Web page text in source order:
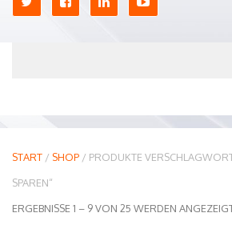
START / SHOP / PRODUKTE
SPAREN“
ERGEBNISSE 1 – 9 VON 25 WERDEN